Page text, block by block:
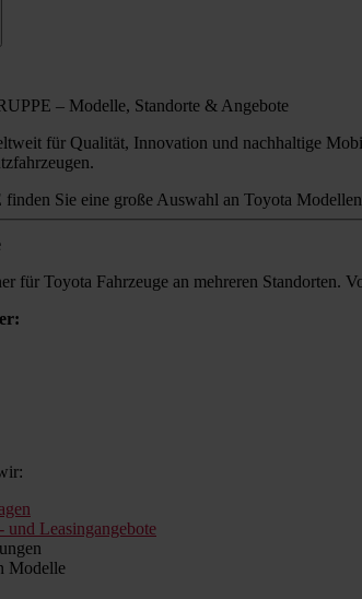
– Modelle, Standorte & Angebote
für Qualität, Innovation und nachhaltige
Sie eine große Auswahl an Toyota
für Toyota Fahrzeuge an mehreren Standorten.
und Leasingangebote
Modelle